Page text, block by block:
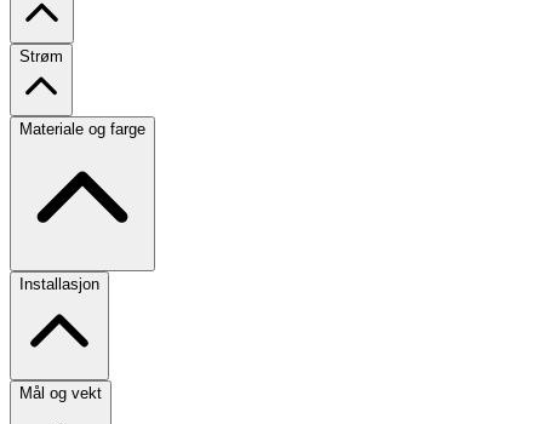
Strøm
Materiale og farge
Installasjon
Mål og vekt